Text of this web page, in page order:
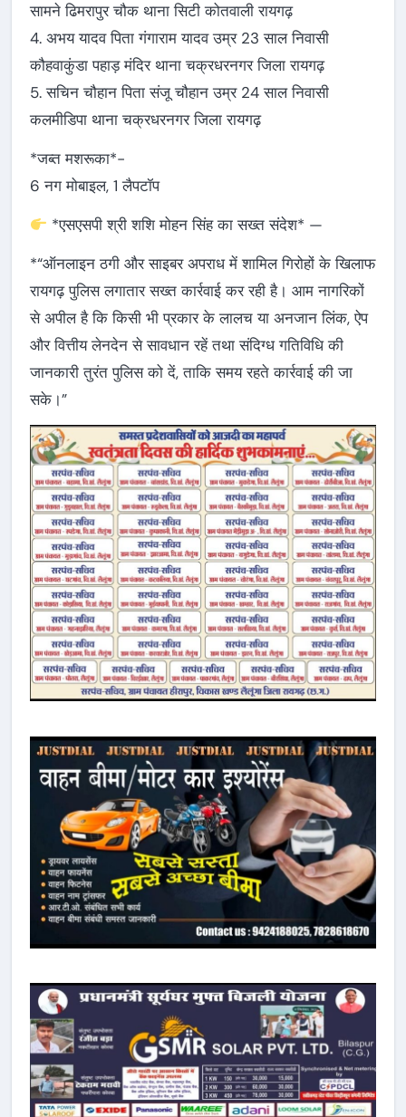
सामने ढिमरापुर चौक थाना सिटी कोतवाली रायगढ़
4. अभय यादव पिता गंगाराम यादव उम्र 23 साल निवासी
कौहवाकुंडा पहाड़ मंदिर थाना चक्रधरनगर जिला रायगढ़
5. सचिन चौहान पिता संजू चौहान उम्र 24 साल निवासी
कलमीडिपा थाना चक्रधरनगर जिला रायगढ़
*जब्त मशरूका*-
6 नग मोबाइल, 1 लैपटॉप
*एसएसपी श्री शशि मोहन सिंह का सख्त संदेश* —
*“ऑनलाइन ठगी और साइबर अपराध में शामिल गिरोहों के खिलाफ
रायगढ़ पुलिस लगातार सख्त कार्रवाई कर रही है। आम नागरिकों
से अपील है कि किसी भी प्रकार के लालच या अनजान लिंक, ऐप
और वित्तीय लेनदेन से सावधान रहें तथा संदिग्ध गतिविधि की
जानकारी तुरंत पुलिस को दें, ताकि समय रहते कार्रवाई की जा
सके।”